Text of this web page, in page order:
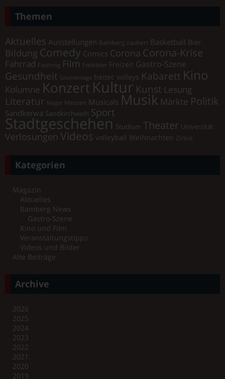
Themen
Aktuelles Ausstellungen Bamberg zaubert Basketball Bier
Bildung Comedy Comics Corona Corona-Krise
Fahrrad Fasching Film Freibäder Freizeit Gastro-Szene
Gesundheit Gitarrentage heitec volleys Kabarett Kino
Kolumne Konzert Kultur Kunst Lesung
Literatur Magie Messen Musicals Musik Märkte Politik
Sandkerwa Sandkirchweih Sport
Stadtgeschehen Studium Theater Universität
Verlosungen Videos volleyball Weihnachten Zirkus
Kategorien
Magazin
Aktuelles
Bamberg News
Gastro-Szene
Kino und Film
Veranstaltungstipps
Videos und Bilder
Alte Beiträge
Archive
2026
2025
2024
2023
2022
2021
2020
2019